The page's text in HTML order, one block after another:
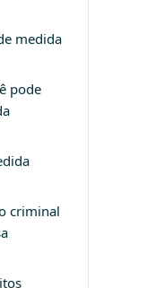
medida
pode
criminal